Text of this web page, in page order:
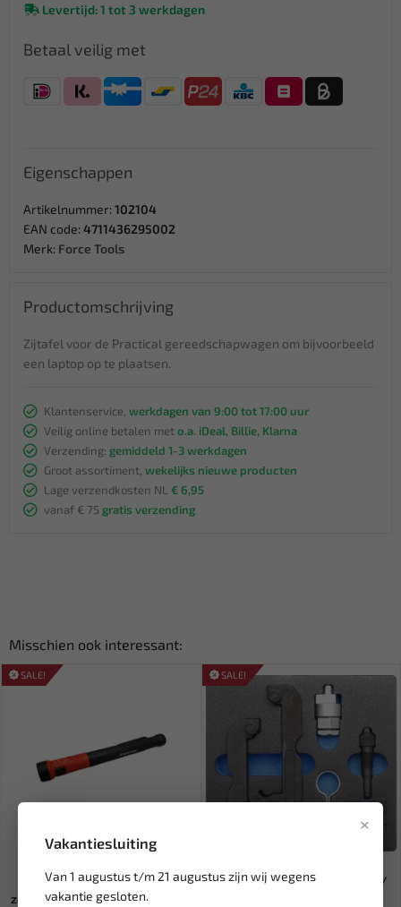
×
Vakantiesluiting
Van 1 augustus t/m 21 augustus zijn wij wegens
vakantie gesloten.
Levertijd: 1 tot 3 werkdagen
Betaal veilig met
Eigenschappen
Artikelnummer: 102104
EAN code: 4711436295002
Merk: Force Tools
Productomschrijving
Zijtafel voor de Practical gereedschapwagen om bijvoorbeeld
een laptop op te plaatsen.
Klantenservice, werkdagen van 9:00 tot 17:00 uur
Veilig online betalen met o.a. iDeal, Billie, Klarna
Verzending: gemiddeld 1-3 werkdagen
Groot assortiment, wekelijks nieuwe producten
Lage verzendkosten NL € 6,95
vanaf € 75 gratis verzending
Misschien ook interessant:
SALE!
Leverbaar
BRIGHT-LINE Oplaadbare
zaklamp met magnetische gri...
SALE!
BGS Timingset voor Audi 2.0 /